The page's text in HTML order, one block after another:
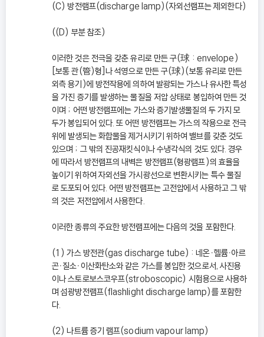
(C) 방전램프(discharge lamp)(자외선램프는 제외한다)
((D) 부분 참조)
이러한 것은 전극을 갖춘 유리로 만든 구(球 : envelope)
[보통 관(管)형]나 석영으로 만든 구(球)(보통 유리로 만든
외측 용기)에 방전작용에 의하여 발광되는 가스나 유사한 특성
을 가진 증기를 발생하는 물질을 저압 상태로 봉입하여 만든 것
이며 ; 어떤 방전램프에는 가스와 증기발생물질의 두 가지 모
두가 봉입되어 있다. 또 어떤 방전램프는 가스의 작용으로 전극
위에 발생되는 화합물을 제거시키기 위하여 밸브를 갖춘 것도
있으며 ; 그 밖의 진공재킷식이나 수냉각식의 것도 있다. 경우
에 따라서 방전램프의 내벽은 방전램프(형광램프)의 효율을
높이기 위하여 자외선을 가시광선으로 변환시키는 특수 물질
로 도포되어 있다. 어떤 방전램프는 고전압에서 사용하고 그 밖
의 것은 저전압에서 사용한다.
이러한 종류의 주요한 방전램프에는 다음의 것을 포함한다.
(1) 가스 방전관(gas discharge tube) : 네온ㆍ헬륨ㆍ아르
곤ㆍ질소ㆍ이산화탄소와 같은 가스를 봉입한 것으로서, 사진용
이나 스토로보스코우프(stroboscopic) 시험용으로 사용하
며 섬광방전램프(flashlight discharge lamp)를 포함한
다.
(2) 나트륨 증기 램프(sodium vapour lamp)